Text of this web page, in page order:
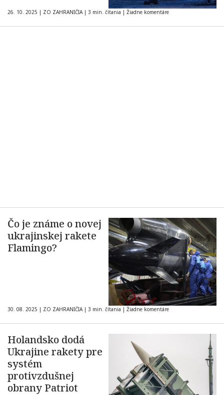
26. 10. 2025 | ZO ZAHRANIČIA | 3 min. čítania | Žiadne komentáre
Čo je známe o novej
ukrajinskej rakete
Flamingo?
30. 08. 2025 | ZO ZAHRANIČIA | 3 min. čítania | Žiadne komentáre
Holandsko dodá
Ukrajine rakety pre
systém
protivzdušnej
obrany Patriot